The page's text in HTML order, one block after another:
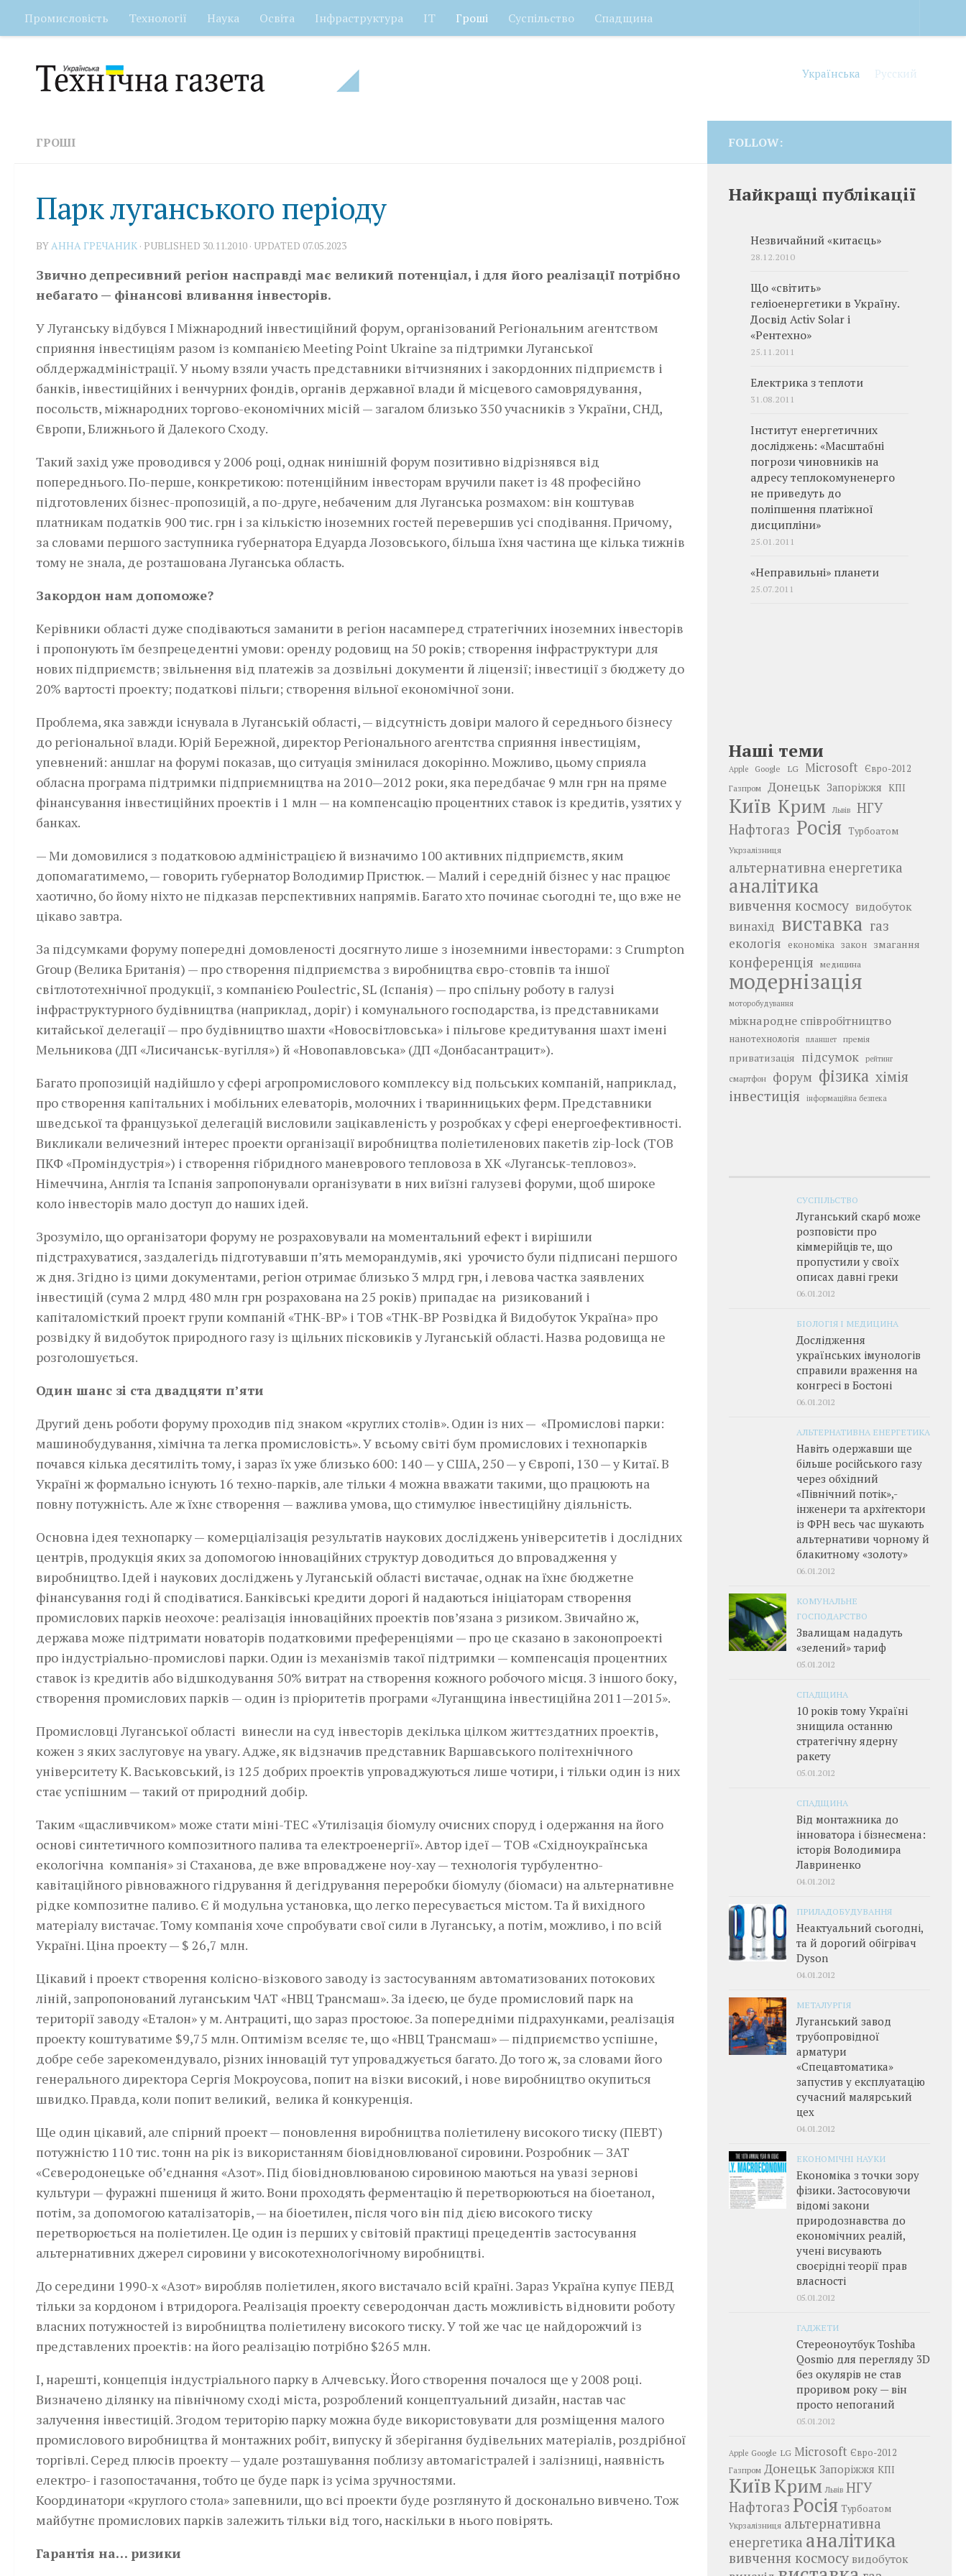
Skip to content
Промисловість Технології Наука Освіта Інфраструктура ІТ Гроші Суспільство Спадщина
Українська Русский
ГРОШІ
Парк луганського періоду
BYАННА ГРЕЧАНИК · PUBLISHED 30.11.2010 · UPDATED 07.05.2023
Звично депресивний регіон насправді має великий потенціал, і для його реалізації потрібно
небагато — фінансові вливання інвесторів.
У Луганську відбувся I Міжнародний інвестиційний форум, організований Регіональним агентством
сприяння інвестиціям разом із компанією Meeting Point Ukraine за підтримки Луганської
облдержадміністрації. У ньому взяли участь представники вітчизняних і закордонних підприємств і
банків, інвестиційних і венчурних фондів, органів державної влади й місцевого самоврядування,
посольств, міжнародних торгово-економічних місій — загалом близько 350 учасників з України, СНД,
Європи, Ближнього й Далекого Сходу.
Такий захід уже проводився у 2006 році, однак нинішній форум позитивно відрізнявся від
попереднього. По-перше, конкретикою: потенційним інвесторам вручили пакет із 48 професійно
підготовлених бізнес-пропозицій, а по-друге, небаченим для Луганська розмахом: він коштував
платникам податків 900 тис. грн і за кількістю іноземних гостей перевершив усі сподівання. Причому,
за словами першого заступника губернатора Едуарда Лозовського, більша їхня частина ще кілька тижнів
тому не знала, де розташована Луганська область.
Закордон нам допоможе?
Керівники області дуже сподіваються заманити в регіон насамперед стратегічних іноземних інвесторів
і пропонують їм безпрецедентні умови: оренду родовищ на 50 років; створення інфраструктури для
нових підприємств; звільнення від платежів за дозвільні документи й ліцензії; інвестиції з бюджету до
20% вартості проекту; податкові пільги; створення вільної економічної зони.
Проблема, яка завжди існувала в Луганській області, — відсутність довіри малого й середнього бізнесу
до регіональної влади. Юрій Бережной, директор Регіонального агентства сприяння інвестиціям,
упевнений: аншлаг на форумі показав, що ситуація змінилася докорінно. Можливо, цьому сприяла
обласна програма підтримки підприємництва на 2010—2012 роки, яка передбачає 9 млн грн на пряме
фінансування інвестиційних проектів і 1 млн — на компенсацію процентних ставок із кредитів, узятих у
банках.
— Ми домовилися з податковою адміністрацією й визначимо 100 активних підприємств, яким
допомагатимемо, — говорить губернатор Володимир Пристюк. — Малий і середній бізнес у нас працює
хаотично, бо йому ніхто не підказав перспективних напрямів. Багато хто починає сьогодні те, що вже не
цікаво завтра.
За підсумками форуму попередні домовленості досягнуто лише з іноземними інвесторами: з Crumpton
Group (Велика Британія) — про створення підприємства з виробництва євро-стовпів та іншої
світлототехнічної продукції, з компанією Poulectric, SL (Іспанія) — про спільну роботу в галузі
інфраструктурного будівництва (наприклад, доріг) і комунального господарства, із представниками
китайської делегації — про будівництво шахти «Новосвітловська» і пільгове кредитування шахт імені
Мельникова (ДП «Лисичанськ-вугілля») й «Новопавловська» (ДП «Донбасантрацит»).
Багато пропозицій надійшло у сфері агропромислового комплексу від польських компаній, наприклад,
про створення капітальних і мобільних елеваторів, молочних і тваринницьких ферм. Представники
шведської та французької делегацій висловили зацікавленість у розробках у сфері енергоефективності.
Викликали величезний інтерес проекти організації виробництва поліетиленових пакетів zip-lock (ТОВ
ПКФ «Проміндустрія») і створення гібридного маневрового тепловоза в ХК «Луганськ-тепловоз».
Німеччина, Англія та Іспанія запропонували організувати в них виїзні галузеві форуми, щоб широке
коло інвесторів мало доступ до наших ідей.
Зрозуміло, що організатори форуму не розраховували на моментальний ефект і вирішили
підстрахуватися, заздалегідь підготувавши п’ять меморандумів, які урочисто були підписані першого
ж дня. Згідно із цими документами, регіон отримає близько 3 млрд грн, і левова частка заявлених
інвестицій (сума 2 млрд 480 млн грн розрахована на 25 років) припадає на ризикований і
капіталомісткий проект групи компаній «ТНК-ВР» і ТОВ «ТНК-ВР Розвідка й Видобуток Україна» про
розвідку й видобуток природного газу із щільних пісковиків у Луганській області. Назва родовища не
розголошується.
Один шанс зі ста двадцяти п’яти
Другий день роботи форуму проходив під знаком «круглих столів». Один із них — «Промислові парки:
машинобудування, хімічна та легка промисловість». У всьому світі бум промислових і технопарків
почався кілька десятиліть тому, і зараз їх уже близько 600: 140 — у США, 250 — у Європі, 130 — у Китаї. В
Україні ж формально існують 16 техно-парків, але тільки 4 можна вважати такими, що працюють на
повну потужність. Але ж їхнє створення — важлива умова, що стимулює інвестиційну діяльність.
Основна ідея технопарку — комерціалізація результатів наукових досліджень університетів і дослідних
центрів, продукція яких за допомогою інноваційних структур доводиться до впровадження у
виробництво. Ідей і наукових досліджень у Луганській області вистачає, однак на їхнє бюджетне
фінансування годі й сподіватися. Банківські кредити дорогі й надаються ініціаторам створення
промислових парків неохоче: реалізація інноваційних проектів пов’язана з ризиком. Звичайно ж,
держава може підтримати новаторів податковими преференціями — про це сказано в законопроекті
про індустріально-промислові парки. Один із механізмів такої підтримки — компенсація процентних
ставок із кредитів або відшкодування 50% витрат на створення кожного робочого місця. З іншого боку,
створення промислових парків — один із пріоритетів програми «Луганщина інвестиційна 2011—2015».
Промисловці Луганської області винесли на суд інвесторів декілька цілком життєздатних проектів,
кожен з яких заслуговує на увагу. Адже, як відзначив представник Варшавського політехнічного
університету К. Васьковський, із 125 добрих проектів упроваджуються лише чотири, і тільки один із них
стає успішним — такий от природний добір.
Таким «щасливчиком» може стати міні-ТЕС «Утилізація біомулу очисних споруд і одержання на його
основі синтетичного композитного палива та електроенергії». Автор ідеї — ТОВ «Східноукраїнська
екологічна компанія» зі Стаханова, де вже впроваджене ноу-хау — технологія турбулентно-
кавітаційного рівноважного гідрування й дегідрування переробки біомулу (біомаси) на альтернативне
рідке композитне паливо. Є й модульна установка, що легко пересувається містом. Та й вихідного
матеріалу вистачає. Тому компанія хоче спробувати свої сили в Луганську, а потім, можливо, і по всій
Україні. Ціна проекту — $ 26,7 млн.
Цікавий і проект створення колісно-візкового заводу із застосуванням автоматизованих потокових
ліній, запропонований луганським ЧАТ «НВЦ Трансмаш». За ідеєю, це буде промисловий парк на
території заводу «Еталон» у м. Антрациті, що зараз простоює. За попередніми підрахунками, реалізація
проекту коштуватиме $9,75 млн. Оптимізм вселяє те, що «НВЦ Трансмаш» — підприємство успішне,
добре себе зарекомендувало, різних інновацій тут упроваджується багато. До того ж, за словами його
генерального директора Сергія Мокроусова, попит на візки високий, і нове виробництво окупиться
швидко. Правда, коли попит великий, велика й конкуренція.
Ще один цікавий, але спірний проект — поновлення виробництва поліетилену високого тиску (ПЕВТ)
потужністю 110 тис. тонн на рік із використанням біовідновлюваної сировини. Розробник — ЗАТ
«Сєверодонецьке об’єднання «Азот». Під біовідновлюваною сировиною маються на увазі зернові
культури — фуражні пшениця й жито. Вони проходять ферментацію й перетворюються на біоетанол,
потім, за допомогою каталізаторів, — на біоетилен, після чого він під дією високого тиску
перетворюється на поліетилен. Це один із перших у світовій практиці прецедентів застосування
альтернативних джерел сировини у високотехнологічному виробництві.
До середини 1990-х «Азот» виробляв поліетилен, якого вистачало всій країні. Зараз Україна купує ПЕВД
тільки за кордоном і втридорога. Реалізація проекту сєверодончан дасть можливість відновити роботу
власних потужностей із виробництва поліетилену високого тиску. У той же час це найдорожчий із
представлених проектів: на його реалізацію потрібно $265 млн.
І, нарешті, концепція індустріального парку в Алчевську. Його створення почалося ще у 2008 році.
Визначено ділянку на північному сході міста, розроблений концептуальний дизайн, настав час
залучення інвестицій. Згодом територію парку можна буде використовувати для розміщення малого
промислового виробництва й монтажних робіт, випуску й зберігання будівельних матеріалів, роздрібної
торгівлі. Серед плюсів проекту — удале розташування поблизу автомагістралей і залізниці, наявність
електро- і газопостачання, тобто це буде парк із усіма зручностями.
Координатори «круглого стола» запевнили, що всі проекти буде розглянуто й досконально вивчено. Тож
майбутнє промислових парків залежить тільки від того, наскільки в нього повірять.
Гарантія на… ризики
FOLLOW:
Найкращі публікації
Незвичайний «китаєць»
28.12.2010
Що «світить»
геліоенергетики в Україну.
Досвід Activ Solar і
«Рентехно»
25.11.2011
Електрика з теплоти
31.08.2011
Інститут енергетичних
досліджень: «Масштабні
погрози чиновників на
адресу теплокомуненерго
не приведуть до
поліпшення платіжної
дисципліни»
25.01.2011
«Неправильні» планети
25.07.2011
Наші теми
Apple Google LG Microsoft Євро-2012
Газпром Донецьк Запоріжжя КПІ
Київ Крим Львів
НГУ
Нафтогаз Росія Турбоатом
Укрзалізниця
альтернативна енергетика
аналітика
вивчення космосу видобуток
винахід виставка газ
екологія економіка закон змагання
конференція медицина
модернізація
моторобудування
міжнародне співробітництво
нанотехнологія планшет премія
приватизація підсумок рейтинг
смартфон форум фізика хімія
інвестиція інформаційна безпека
СУСПІЛЬСТВО
Луганський скарб може
розповісти про
кіммерійців те, що
пропустили у своїх
описах давні греки
06.01.2012
БІОЛОГІЯ І МЕДИЦИНА
Дослідження
українських імунологів
справили враження на
конгресі в Бостоні
06.01.2012
АЛЬТЕРНАТИВНА ЕНЕРГЕТИКА
Навіть одержавши ще
більше російського газу
через обхідний
«Північний потік»,­
інженери та архітектори
із ФРН весь час шукають
альтернативи чорному й
блакитному «золоту»
06.01.2012
КОМУНАЛЬНЕ
ГОСПОДАРСТВО
Звалищам нададуть
«зелений» тариф
05.01.2012
СПАДЩИНА
10 років тому Україні
знищила останню
стратегічну ядерну
ракету
05.01.2012
СПАДЩИНА
Від монтажника до
інноватора і бізнесмена:
історія Володимира
Лавриненко
04.01.2012
ПРИЛАДОБУДУВАННЯ
Неактуальний сьогодні,
та й дорогий обігрівач
Dyson
04.01.2012
МЕТАЛУРГІЯ
Луганський завод
трубопровідної
арматури
«Спецавтоматика»
запустив у експлуатацію
сучасний малярський
цех
04.01.2012
ЕКОНОМІЧНІ НАУКИ
Економіка з точки зору
фізики. Застосовуючи
відомі закони
природознавства до
економічних реалій,
учені висувають
своєрідні теорії прав
власності
05.01.2012
ГАДЖЕТИ
Стереоноутбук Toshiba
Qosmio для перегляду 3D
без окулярів не став
проривом року — він
просто непоганий
05.01.2012
Apple Google LG Microsoft Євро-2012
Газпром Донецьк Запоріжжя КПІ
КиївКрим Львів НГУ
Нафтогаз Росія Турбоатом
Укрзалізниця альтернативна
енергетика аналітика
вивчення космосу видобуток